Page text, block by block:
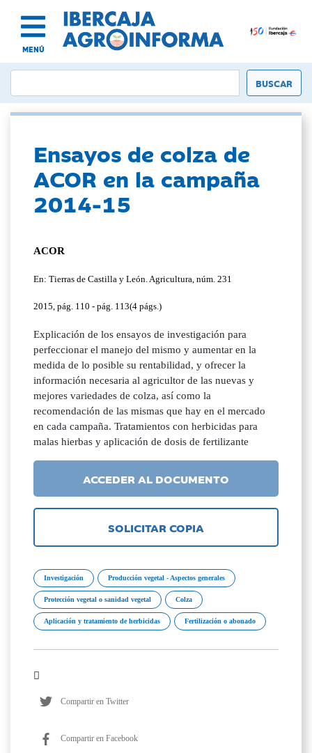
MENÚ
Ensayos de colza de
ACOR en la campaña
2014-15
ACOR
En: Tierras de Castilla y León. Agricultura, núm. 231
2015, pág. 110 - pág. 113(4 págs.)
Explicación de los ensayos de investigación para
perfeccionar el manejo del mismo y aumentar en la
medida de lo posible su rentabilidad, y ofrecer la
información necesaria al agricultor de las nuevas y
mejores variedades de colza, así como la
recomendación de las mismas que hay en el mercado
en cada campaña. Tratamientos con herbicidas para
malas hierbas y aplicación de dosis de fertilizante
ACCEDER AL DOCUMENTO
SOLICITAR COPIA
Investigación Producción vegetal - Aspectos generales
Protección vegetal o sanidad vegetal Colza
Aplicación y tratamiento de herbicidas Fertilización o abonado
Compartir en Twitter
Compartir en Facebook